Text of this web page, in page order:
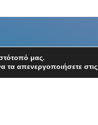
μας.
τα απενεργοποιήσετε στις